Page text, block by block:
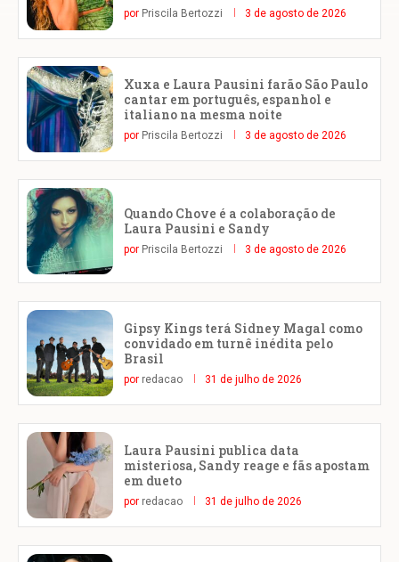
por Priscila Bertozzi 3 de agosto de 2026
Xuxa e Laura Pausini farão São Paulo
cantar em português, espanhol e
italiano na mesma noite
por Priscila Bertozzi 3 de agosto de 2026
Quando Chove é a colaboração de
Laura Pausini e Sandy
por Priscila Bertozzi 3 de agosto de 2026
Gipsy Kings terá Sidney Magal como
convidado em turnê inédita pelo
Brasil
por redacao 31 de julho de 2026
Laura Pausini publica data
misteriosa, Sandy reage e fãs apostam
em dueto
por redacao 31 de julho de 2026